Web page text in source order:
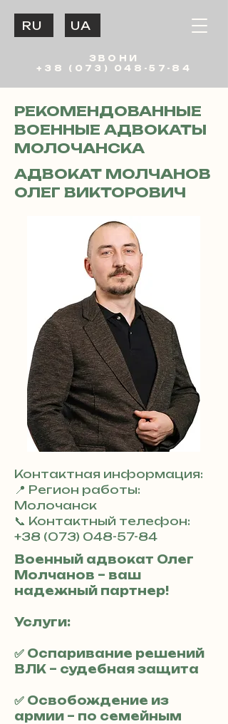
ЗВОНИ
+38 (073) 048-57-84
UA
RU
РЕКОМЕНДОВАННЫЕ
ВОЕННЫЕ АДВОКАТЫ
МОЛОЧАНСКА
АДВОКАТ МОЛЧАНОВ
ОЛЕГ ВИКТОРОВИЧ
Контактная информация:
📍 Регион работы:
Молочанск
📞 Контактный телефон:
+38 (073) 048-57-84
Военный адвокат Олег
Молчанов – ваш
надежный партнер!
Услуги:
✅ Оспаривание решений
ВЛК – судебная защита
✅ Освобождение из
армии – по семейным